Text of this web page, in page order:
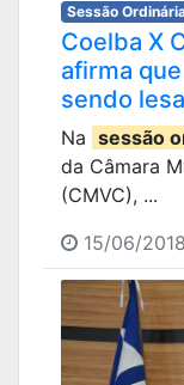
Sessão
Coelba X
afirma
sendo
Na sessão
da Câmara
(CMVC), ...
15/06/